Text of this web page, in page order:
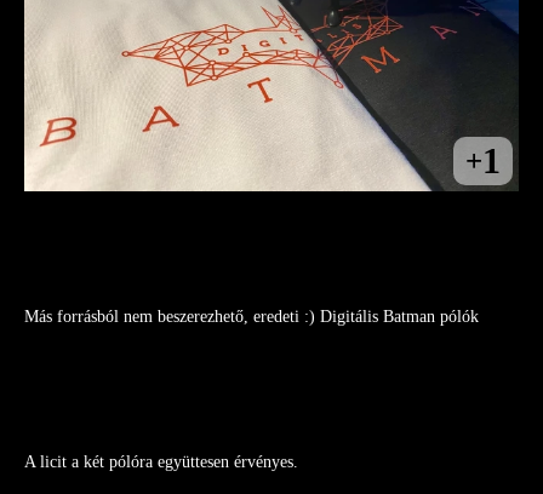
Más forrásból nem beszerezhető, eredeti :) Digitális Batman pólók
A licit a két pólóra együttesen érvényes.
+1